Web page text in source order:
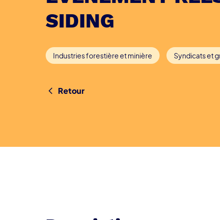
SIDING
Industries forestière et minière Syndicats et
Retour